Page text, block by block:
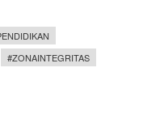
#ZONAINTEGRITAS